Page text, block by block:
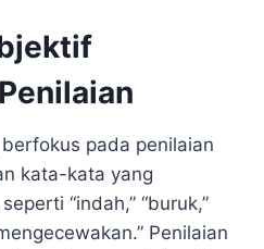
pada penilaian
kata-kata yang
“indah,” “buruk,”
Penilaian